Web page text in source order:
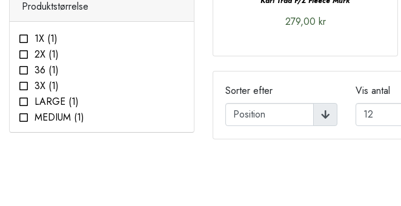
Produktstørrelse
1X (1)
2X (1)
36 (1)
3X (1)
LARGE (1)
MEDIUM (1)
SMALL(2)
279,00 kr
Sorter efter Vis antal